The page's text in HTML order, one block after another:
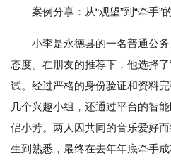
案例分享：从“观望”到“牵手”
小李是永德县的一名普通公
态度。在朋友的推荐下，他选择
试。经过严格的身份验证和资料
几个兴趣小组，还通过平台的智
侣小芳。两人因共同的音乐爱好
生到熟悉，最终在去年年底牵手